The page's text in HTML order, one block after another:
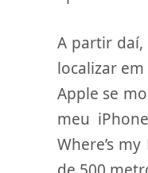
A partir daí,
localizar
Apple se
meu
Where’s